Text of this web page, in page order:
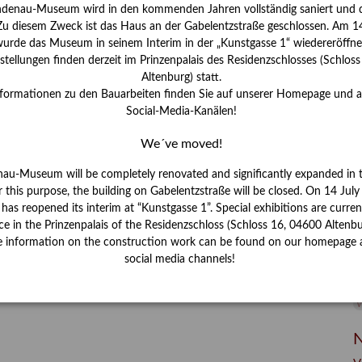
Museum wird in den kommenden Jahren vollständig saniert und
diesem Zweck ist das Haus an der Gabelentzstraße geschlossen. Am
das Museum in seinem Interim in der „Kunstgasse 1“
finden derzeit im Prinzenpalais des Residenzschlosses
Altenburg) statt.
zu den Bauarbeiten finden Sie auf unserer Homepage und
Social-Media-Kanälen!
We´ve moved!
Museum will be completely renovated and significantly expanded in
this purpose, the building on Gabelentzstraße will be closed. On 14
reopened its interim at “Kunstgasse 1”. Special exhibitions are
in the Prinzenpalais of the Residenzschloss (Schloss 16, 04600
information on the construction work can be found on our homepage
social media channels!